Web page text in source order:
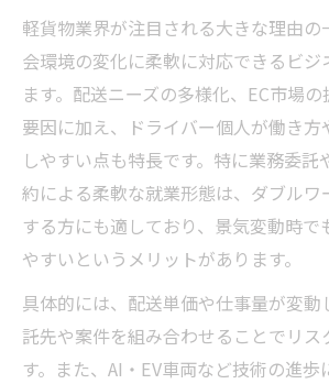
軽貨物業界が注目される大きな理由の
会環境の変化に柔軟に対応できるビジ
ます。配送ニーズの多様化、EC市場
要因に加え、ドライバー個人が働き方
しやすい点も特長です。特に業務委託
約による柔軟な就業形態は、ダブルワ
する方にも適しており、景気変動時で
やすいというメリットがあります。
具体的には、配送単価や仕事量が変動
託先や案件を組み合わせることでリス
す。また、AI・EV車両など技術の進